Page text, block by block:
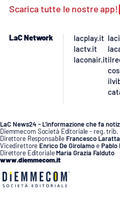
Apple
Scarica tutte le nostre app!
LaC Network
lacplay.it
lactv.it
laconair.it
LaC News24 - L’informazione che fa
Diemmecom Società Editoriale - reg. trib.
Direttore Responsabile Francesco Laratta
Vicedirettore Enrico De GirolamoePablo
Direttore Editoriale Maria Grazia Falduto
www.diemmecom.it